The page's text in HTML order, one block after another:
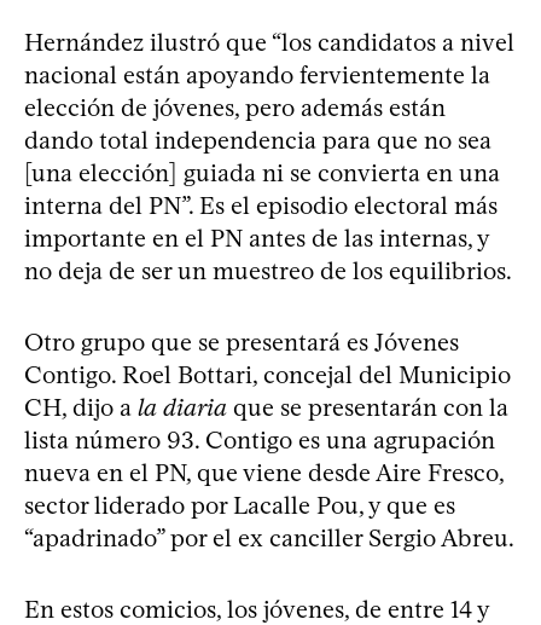
Hernández ilustró que “los candidatos a nivel
nacional están apoyando fervientemente la
elección de jóvenes, pero además están
dando total independencia para que no sea
[una elección] guiada ni se convierta en una
interna del PN”. Es el episodio electoral más
importante en el PN antes de las internas, y
no deja de ser un muestreo de los equilibrios.
Otro grupo que se presentará es Jóvenes
Contigo. Roel Bottari, concejal del Municipio
CH, dijo a la diaria que se presentarán con la
lista número 93. Contigo es una agrupación
nueva en el PN, que viene desde Aire Fresco,
sector liderado por Lacalle Pou, y que es
“apadrinado” por el ex canciller Sergio Abreu.
En estos comicios, los jóvenes, de entre 14 y